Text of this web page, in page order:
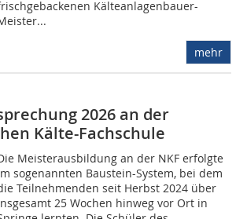
Kälteanlagenbauer-
mehr
2026 an der
Kälte-Fachschule
Meisterausbildung an der NKF erfolgte
sogenannten Baustein-System, bei dem
Teilnehmenden seit Herbst 2024 über
25 Wochen hinweg vor Ort in